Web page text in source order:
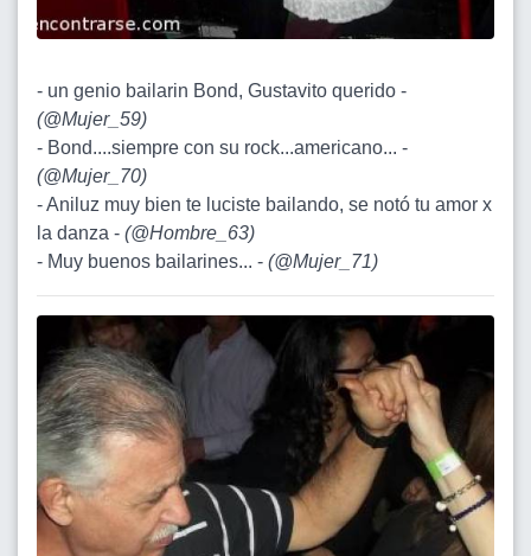
- un genio bailarin Bond, Gustavito querido -
(@Mujer_59)
- Bond....siempre con su rock...americano... -
(@Mujer_70)
- Aniluz muy bien te luciste bailando, se notó tu amor x
la danza - (@Hombre_63)
- Muy buenos bailarines... - (@Mujer_71)